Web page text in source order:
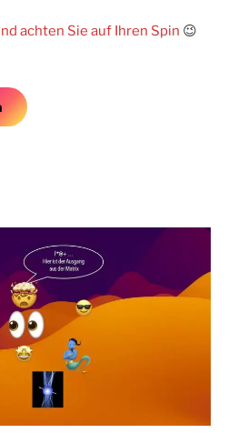
achten Sie auf Ihren Spin 😉